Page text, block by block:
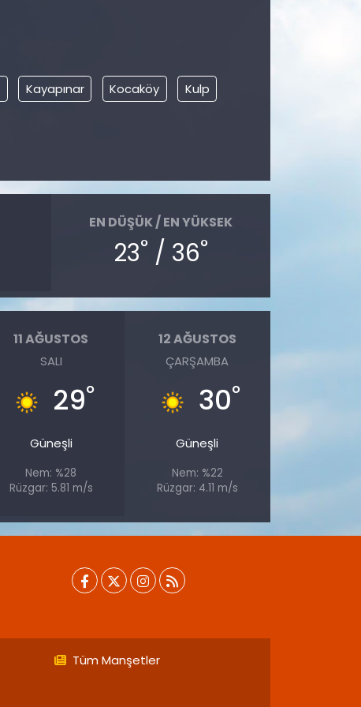
Kayapınar Kocaköy
Kulp
EN DÜŞÜK / EN YÜKSEK
23° / 36°
11 AĞUSTOS
SALI
29°
Güneşli
Nem: %28
Rüzgar: 5.81 m/s
12 AĞUSTOS
ÇARŞAMBA
30°
Güneşli
Nem: %22
Rüzgar: 4.11 m/s
Tüm Manşetler